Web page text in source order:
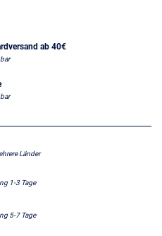
ab 40€
Länder
1-3 Tage
5-7 Tage